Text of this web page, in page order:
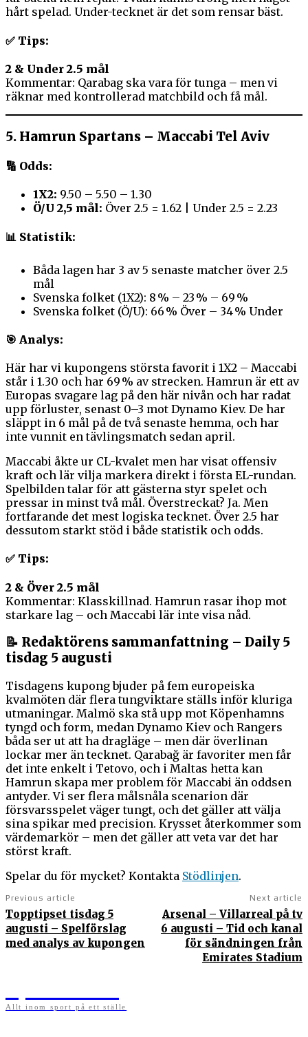
hårt spelad. Under-tecknet är det som rensar bäst.
✅ Tips:
2 & Under 2.5 mål
Kommentar: Qarabag ska vara för tunga – men vi
räknar med kontrollerad matchbild och få mål.
5. Hamrun Spartans – Maccabi Tel Aviv
🔢 Odds:
1X2: 9.50 – 5.50 – 1.30
Ö/U 2,5 mål: Över 2.5 = 1.62 | Under 2.5 = 2.23
📊 Statistik:
Båda lagen har 3 av 5 senaste matcher över 2.5
mål
Svenska folket (1X2): 8 % – 23 % – 69 %
Svenska folket (Ö/U): 66 % Över – 34 % Under
🎯 Analys:
Här har vi kupongens största favorit i 1X2 – Maccabi
står i 1.30 och har 69 % av strecken. Hamrun är ett av
Europas svagare lag på den här nivån och har radat
upp förluster, senast 0–3 mot Dynamo Kiev. De har
släppt in 6 mål på de två senaste hemma, och har
inte vunnit en tävlingsmatch sedan april.
Maccabi åkte ur CL-kvalet men har visat offensiv
kraft och lär vilja markera direkt i första EL-rundan.
Spelbilden talar för att gästerna styr spelet och
pressar in minst två mål. Överstreckat? Ja. Men
fortfarande det mest logiska tecknet. Över 2.5 har
dessutom starkt stöd i både statistik och odds.
✅ Tips:
2 & Över 2.5 mål
Kommentar: Klasskillnad. Hamrun rasar ihop mot
starkare lag – och Maccabi lär inte visa nåd.
📝 Redaktörens sammanfattning – Daily 5
tisdag 5 augusti
Tisdagens kupong bjuder på fem europeiska
kvalmöten där flera tungviktare ställs inför kluriga
utmaningar. Malmö ska stå upp mot Köpenhamns
tyngd och form, medan Dynamo Kiev och Rangers
båda ser ut att ha dragläge – men där överlinan
lockar mer än tecknet. Qarabağ är favoriter men får
det inte enkelt i Tetovo, och i Maltas hetta kan
Hamrun skapa mer problem för Maccabi än oddsen
antyder. Vi ser flera målsnåla scenarion där
försvarsspelet väger tungt, och det gäller att välja
sina spikar med precision. Krysset återkommer som
värdemarkör – men det gäller att veta var det har
störst kraft.
Spelar du för mycket? Kontakta Stödlinjen.
Previous article
Topptipset tisdag 5
augusti – Spelförslag
med analys av kupongen
Next article
Arsenal – Villarreal på tv
6 augusti – Tid och kanal
för sändningen från
Emirates Stadium
Allt inom sport på ett ställe